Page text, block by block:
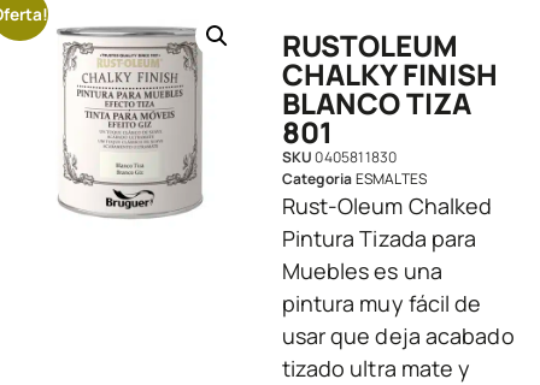
RUSTOLEUM
CHALKY FINISH
BLANCO TIZA
801
SKU0405811830
CategoriaESMALTES
Rust-Oleum Chalked
Pintura Tizada para
Muebles es una
pintura muy fácil de
usar que deja acabado
tizado ultra mate y